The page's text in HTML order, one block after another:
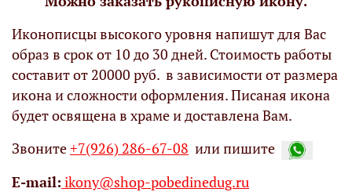
Иконописцы высокого уровня напишут для Вас
образ в срок от 10 до 30 дней. Стоимость работы
составит от 20000 руб. в зависимости от размера
икона и сложности оформления. Писаная икона
будет освящена в храме и доставлена Вам.
Звоните+7(926) 286-67-08 или пишите
Е-mail: ikony@shop-pobedinedug.ru